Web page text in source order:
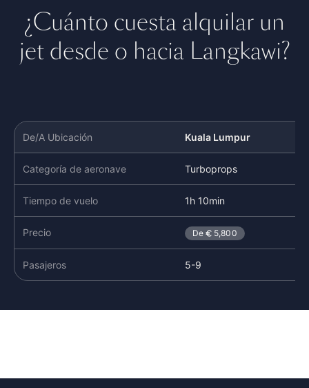
¿Cuánto cuesta alquilar un
jet desde o hacia Langkawi?
De/A Ubicación Kuala Lumpur
Categoría de aeronave Turboprops
Tiempo de vuelo 1h 10min
Precio De 5,800
Pasajeros 5-9